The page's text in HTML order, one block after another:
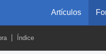
Artículos
Índice